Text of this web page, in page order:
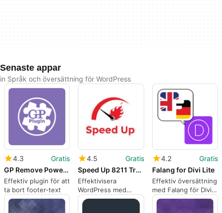
Senaste appar
in Språk och översättning för WordPress
4.3
Gratis
GP Remove Powered By
Effektiv plugin för att
ta bort footer-text
4.5
Gratis
Speed Up 8211 Translation Cache
Effektivisera
WordPress med
Speed Up 8211
4.2
Gratis
Falang for Divi Lite
Effektiv översättning
med Falang för Divi
Lite